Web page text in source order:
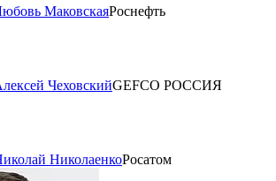
МаковскаяРоснефть
ЧеховскийGEFCO РОССИЯ
НиколаенкоРосатом